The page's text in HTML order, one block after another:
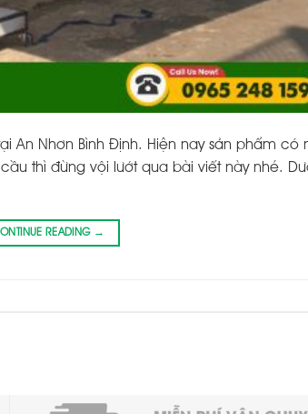
Nhơn Bình Định. Hiện nay sản phẩm có
thì đừng vội lướt qua bài viết này nhé.
READING →